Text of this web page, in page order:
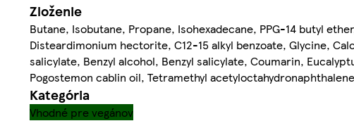
Zloženie
Butane, Isobutane, Propane, Isohexadecane, PPG-14 butyl
Disteardimonium hectorite, C12-15 alkyl benzoate, Glycine,
salicylate, Benzyl alcohol, Benzyl salicylate, Coumarin,
Pogostemon cablin oil, Tetramethyl
Kategória
Vhodné pre vegánov